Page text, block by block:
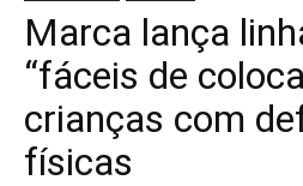
Marca lança
“fáceis de
crianças com
físicas